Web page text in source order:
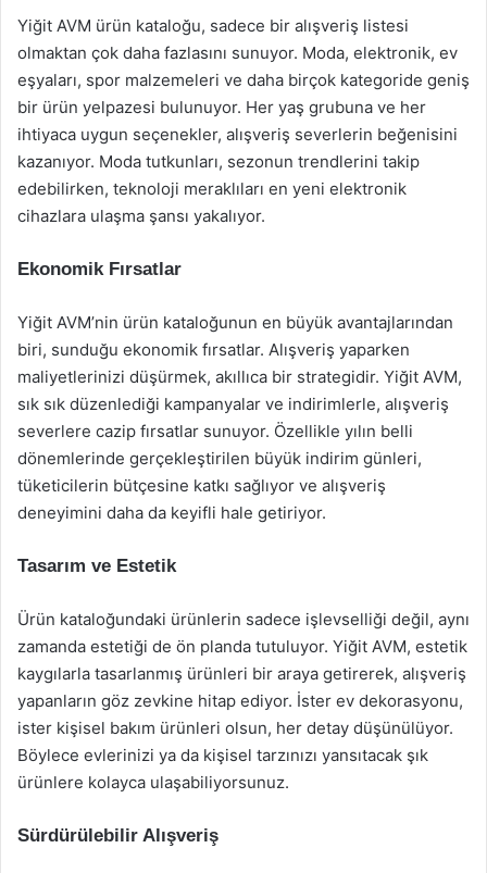
Yiğit AVM ürün kataloğu, sadece bir alışveriş listesi
olmaktan çok daha fazlasını sunuyor. Moda, elektronik, ev
eşyaları, spor malzemeleri ve daha birçok kategoride geniş
bir ürün yelpazesi bulunuyor. Her yaş grubuna ve her
ihtiyaca uygun seçenekler, alışveriş severlerin beğenisini
kazanıyor. Moda tutkunları, sezonun trendlerini takip
edebilirken, teknoloji meraklıları en yeni elektronik
cihazlara ulaşma şansı yakalıyor.
Ekonomik Fırsatlar
Yiğit AVM’nin ürün kataloğunun en büyük avantajlarından
biri, sunduğu ekonomik fırsatlar. Alışveriş yaparken
maliyetlerinizi düşürmek, akıllıca bir strategidir. Yiğit AVM,
sık sık düzenlediği kampanyalar ve indirimlerle, alışveriş
severlere cazip fırsatlar sunuyor. Özellikle yılın belli
dönemlerinde gerçekleştirilen büyük indirim günleri,
tüketicilerin bütçesine katkı sağlıyor ve alışveriş
deneyimini daha da keyifli hale getiriyor.
Tasarım ve Estetik
Ürün kataloğundaki ürünlerin sadece işlevselliği değil, aynı
zamanda estetiği de ön planda tutuluyor. Yiğit AVM, estetik
kaygılarla tasarlanmış ürünleri bir araya getirerek, alışveriş
yapanların göz zevkine hitap ediyor. İster ev dekorasyonu,
ister kişisel bakım ürünleri olsun, her detay düşünülüyor.
Böylece evlerinizi ya da kişisel tarzınızı yansıtacak şık
ürünlere kolayca ulaşabiliyorsunuz.
Sürdürülebilir Alışveriş